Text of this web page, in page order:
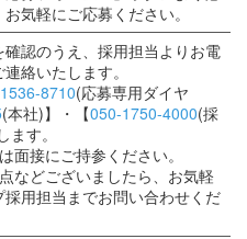
気軽にご応募ください。
認のうえ、採用担当よりお電
絡いたします。
8710(応募専用ダイヤ
(本社)】・【050-1750-4000(採
す。
面接にご持参ください。
などございましたら、お気軽
用担当までお問い合わせくだ